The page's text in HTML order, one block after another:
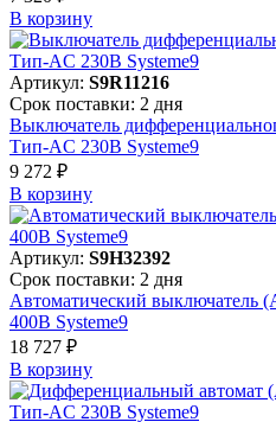
В корзинy
Артикул: S9R11216
Срок поставки: 2 дня
Выключатель
Тип-AC 230В Systeme9
9 272 ₽
В корзинy
Артикул: S9H32392
Срок поставки: 2 дня
Автоматический выключатель
400В Systeme9
18 727 ₽
В корзинy